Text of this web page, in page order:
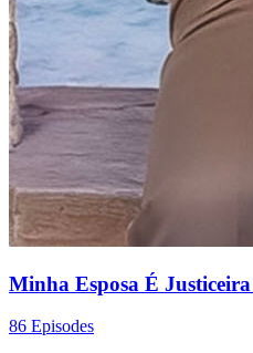
Minha Esposa É
86 Episodes